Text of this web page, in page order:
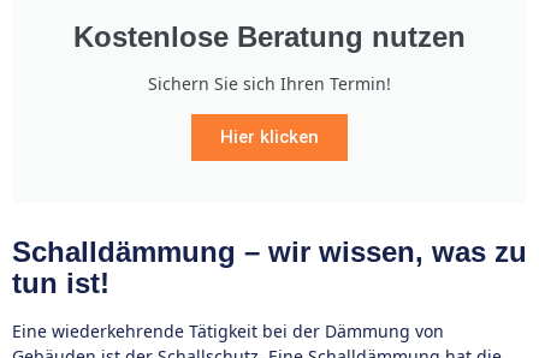
Kostenlose Beratung nutzen
Sichern Sie sich Ihren Termin!
Hier klicken
Schalldämmung – wir wissen, was zu
tun ist!
Eine wiederkehrende Tätigkeit bei der Dämmung von